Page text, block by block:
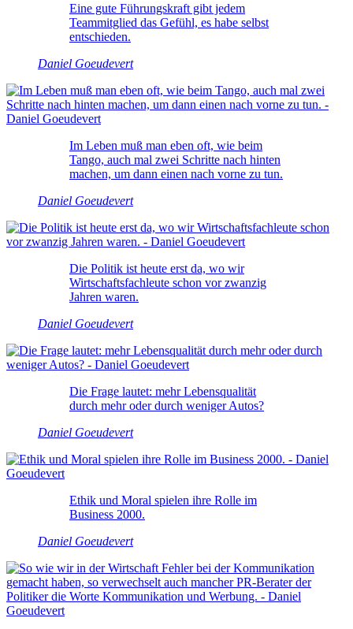
Eine gute Führungskraft gibt jedem
Teammitglied das Gefühl, es habe selbst
entschieden.
Daniel Goeudevert
Im Leben muß man eben oft, wie beim
Tango, auch mal zwei Schritte nach hinten
machen, um dann einen nach vorne zu tun.
Daniel Goeudevert
Die Politik ist heute erst da, wo wir
Wirtschaftsfachleute schon vor zwanzig
Jahren waren.
Daniel Goeudevert
Die Frage lautet: mehr Lebensqualität
durch mehr oder durch weniger Autos?
Daniel Goeudevert
Ethik und Moral spielen ihre Rolle im
Business 2000.
Daniel Goeudevert